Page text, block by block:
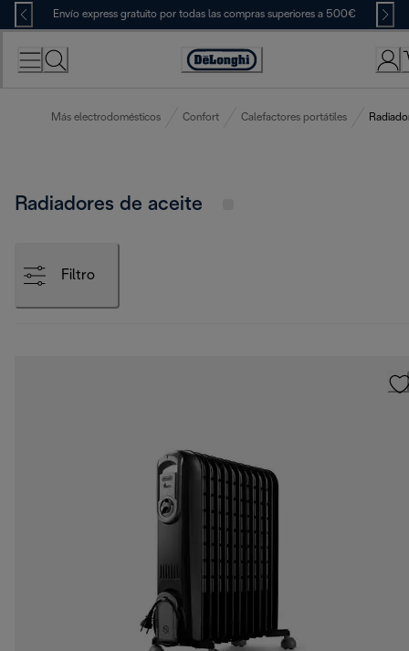
Skip
to
Content
Envío express gratuito por todas las compras superiores a 500€
Accessibility
Más electrodomésticos Confort Calefactores portátiles
Radiadores de aceite
Filtro